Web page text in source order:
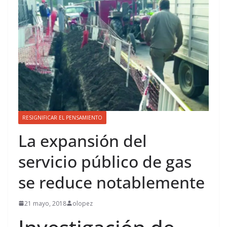
RESIGNIFICAR EL PENSAMIENTO
La expansión del
servicio público de gas
se reduce notablemente
21 mayo, 2018 olopez